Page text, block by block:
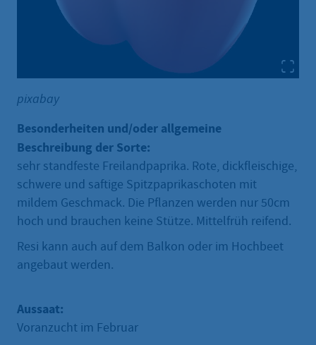
pixabay
Besonderheiten und/oder allgemeine
Beschreibung der Sorte:
sehr standfeste Freilandpaprika. Rote, dickfleischige,
schwere und saftige Spitzpaprikaschoten mit
mildem Geschmack. Die Pflanzen werden nur 50cm
hoch und brauchen keine Stütze. Mittelfrüh reifend.
Resi kann auch auf dem Balkon oder im Hochbeet
angebaut werden.
Aussaat:
Voranzucht im Februar